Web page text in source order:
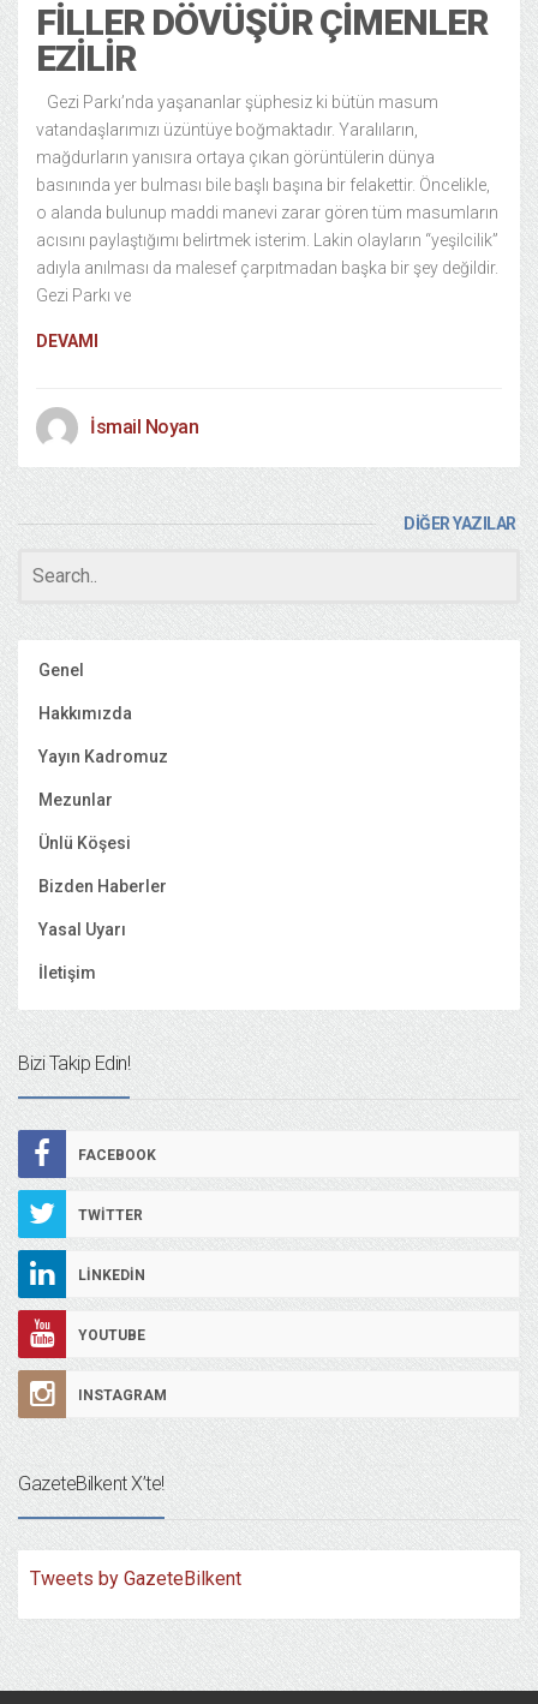
FILLER DÖVÜŞÜR ÇIMENLER
EZILIR
Gezi Parkı’nda yaşananlar şüphesiz ki bütün masum
vatandaşlarımızı üzüntüye boğmaktadır. Yaralıların,
mağdurların yanısıra ortaya çıkan görüntülerin dünya
basınında yer bulması bile başlı başına bir felakettir. Öncelikle,
o alanda bulunup maddi manevi zarar gören tüm masumların
acısını paylaştığımı belirtmek isterim. Lakin olayların “yeşilcilik”
adıyla anılması da malesef çarpıtmadan başka bir şey değildir.
Gezi Parkı ve
DEVAMI
İsmail Noyan
DİĞER YAZILAR
Genel
Hakkımızda
Yayın Kadromuz
Mezunlar
Ünlü Köşesi
Bizden Haberler
Yasal Uyarı
İletişim
Bizi Takip Edin!
FACEBOOK
TWITTER
LINKEDIN
YOUTUBE
INSTAGRAM
GazeteBilkent X’te!
Tweets by GazeteBilkent